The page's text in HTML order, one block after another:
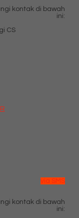
kontak di bawah
ini:
CS
via SMS
kontak di bawah
ini: